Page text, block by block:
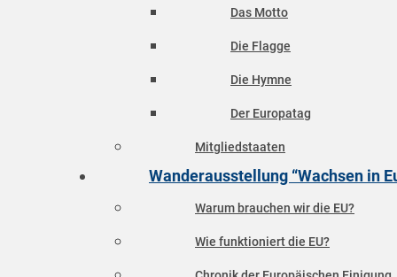
Das Motto
Die Flagge
Die Hymne
Der Europatag
Mitgliedstaaten
Wanderausstellung “Wachsen in
Warum brauchen wir die EU?
Wie funktioniert die EU?